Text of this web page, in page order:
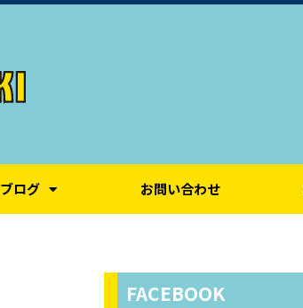
ブログ お問い合わせ
FACEBOOK